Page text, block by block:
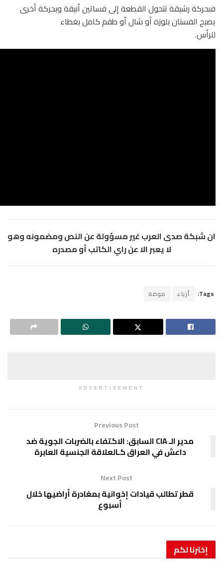
القطعة إلى فساتين أنيقة وبحركة أخرى
أو شال أو طقم كامل بغطاء
غير مسؤولة عن النص ومضمونه وهو
الا عن راي الكاتب أو مصدره
مدير الـ CIA السابق: الاكتفاء بالضربات الجوية ضد
كـالعلاقة الجنسية العابرة
إخوانية بمغادرة أراضيها خلال